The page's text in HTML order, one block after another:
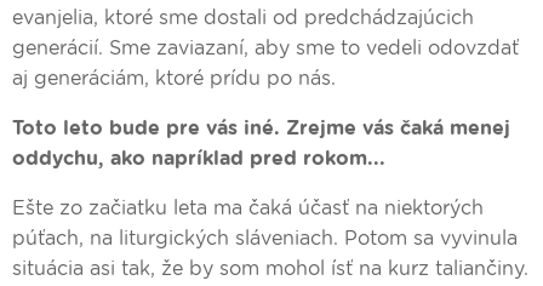
evanjelia, ktoré sme dostali od predchádzajúcich
generácií. Sme zaviazaní, aby sme to vedeli odovzdať
aj generáciám, ktoré prídu po nás.
Toto leto bude pre vás iné. Zrejme vás čaká menej
oddychu, ako napríklad pred rokom...
Ešte zo začiatku leta ma čaká účasť na niektorých
púťach, na liturgických sláveniach. Potom sa vyvinula
situácia asi tak, že by som mohol ísť na kurz taliančiny.